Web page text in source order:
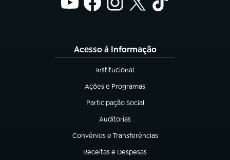
Acesso à Informação
Institucional
(abre em nova aba)
Ações e Programas
(abre em nova aba)
Participação Social
(abre em nova aba)
Auditorias
(abre em nova aba)
Convênios e Transferências
(abre em nova aba)
Receitas e Despesas
(abre em nova aba)